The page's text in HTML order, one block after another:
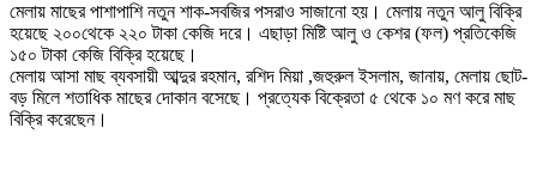
মেলায় মাছের পাশাপাশি নতুন শাক-সবজির পসরাও সাজানো হয়। মেলায় নতুন আলু বিক্রি
হয়েছে ২০০থেকে ২২০ টাকা কেজি দরে। এছাড়া মিষ্টি আলু ও কেশর (ফল) প্রতিকেজি
১৫০ টাকা কেজি বিক্রি হয়েছে।
মেলায় আসা মাছ ব্যবসায়ী আব্দুর রহমান, রশিদ মিয়া ,জহুরুল ইসলাম, জানায়, মেলায় ছোট-
বড় মিলে শতাধিক মাছের দোকান বসেছে। প্রত্যেক বিক্রেতা ৫ থেকে ১০ মণ করে মাছ
বিক্রি করেছেন।